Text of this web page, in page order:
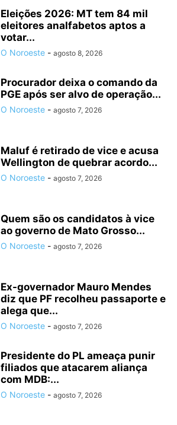
Eleições 2026: MT tem 84 mil
eleitores analfabetos aptos a
votar...
O Noroeste - agosto 8, 2026
Procurador deixa o comando da
PGE após ser alvo de operação...
O Noroeste - agosto 7, 2026
Maluf é retirado de vice e acusa
Wellington de quebrar acordo...
O Noroeste - agosto 7, 2026
Quem são os candidatos à vice
ao governo de Mato Grosso...
O Noroeste - agosto 7, 2026
Ex-governador Mauro Mendes
diz que PF recolheu passaporte e
alega que...
O Noroeste - agosto 7, 2026
Presidente do PL ameaça punir
filiados que atacarem aliança
com MDB:...
O Noroeste - agosto 7, 2026